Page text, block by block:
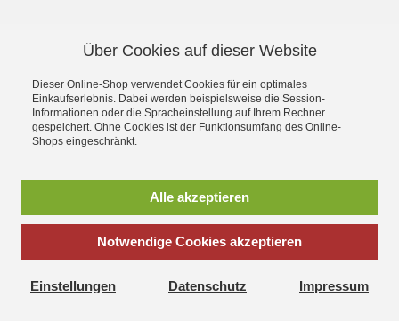
Die neuesten Produkte und die
Ihr nichts mehr verpasst.
Newsletter
Corona Net Online Shop - Alles rund um das Thema Modellbau,
Über Cookies auf dieser Website
Dieser Online-Shop verwendet Cookies für ein optimales
Einkaufserlebnis. Dabei werden beispielsweise die Session-
Informationen oder die Spracheinstellung auf Ihrem Rechner
gespeichert. Ohne Cookies ist der Funktionsumfang des Online-
Shops eingeschränkt.
Alle akzeptieren
Notwendige Cookies akzeptieren
Einstellungen Datenschutz Impressum